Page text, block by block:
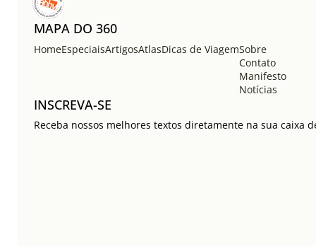
MAPA DO 360
HomeEspeciaisArtigosAtlasDicas de ViagemSobre
Contato
Manifesto
Notícias
INSCREVA-SE
Receba nossos melhores textos diretamente na sua caixa